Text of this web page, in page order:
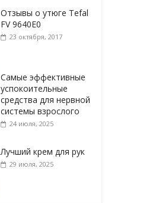
Отзывы о утюге Tefal
FV 9640E0
23 октября, 2017
Самые эффективные
успокоительные
средства для нервной
системы взрослого
24 июля, 2025
Лучший крем для рук
29 июля, 2025